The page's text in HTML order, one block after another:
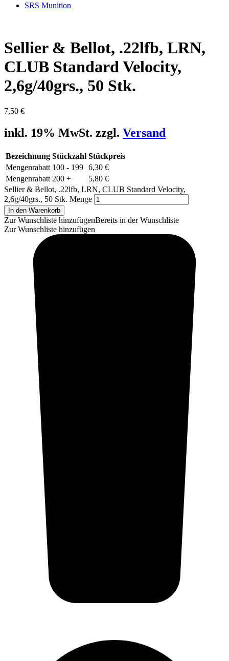
SRS Munition
Sellier & Bellot, .22lfb, LRN,
CLUB Standard Velocity,
2,6g/40grs., 50 Stk.
7,50 €
inkl. 19% MwSt. zzgl. Versand
Bezeichnung Stückzahl Stückpreis
Mengenrabatt 100 - 199 6,30 €
Mengenrabatt 200 + 5,80 €
Sellier & Bellot, .22lfb, LRN, CLUB Standard Velocity,
2,6g/40grs., 50 Stk. Menge
In den Warenkorb
Zur Wunschliste hinzufügenBereits in der Wunschliste
Zur Wunschliste hinzufügen